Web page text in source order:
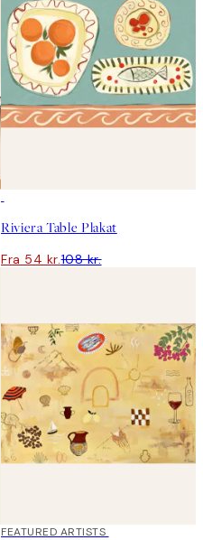
Riviera Table Plakat
Fra 54 kr.108 kr.
40%*
FEATURED ARTISTS